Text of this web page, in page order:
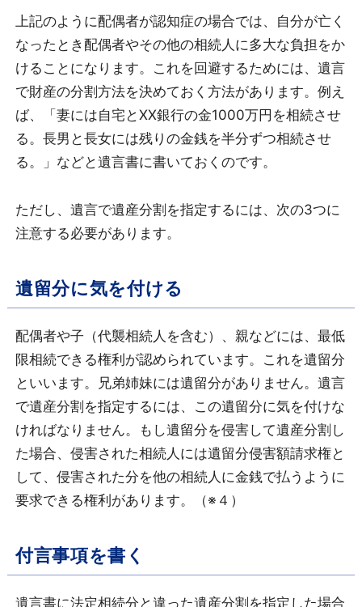
上記のように配偶者が認知症の場合では、自分が亡く
なったとき配偶者やその他の相続人に多大な負担をか
けることになります。これを回避するためには、遺言
で財産の分割方法を決めておく方法があります。例え
ば、「妻には自宅とXX銀行の金1000万円を相続させ
る。長男と長女には残りの金銭を半分ずつ相続させ
る。」などと遺言書に書いておくのです。
ただし、遺言で遺産分割を指定するには、次の3つに
注意する必要があります。
遺留分に気を付ける
配偶者や子（代襲相続人を含む）、親などには、最低
限相続できる権利が認められています。これを遺留分
といいます。兄弟姉妹には遺留分がありません。遺言
で遺産分割を指定するには、この遺留分に気を付けな
ければなりません。もし遺留分を侵害して遺産分割し
た場合、侵害された相続人には遺留分侵害額請求権と
して、侵害された分を他の相続人に金銭で払うように
要求できる権利があります。（※４）
付言事項を書く
遺言書に法定相続分と違った遺産分割を指定した場合